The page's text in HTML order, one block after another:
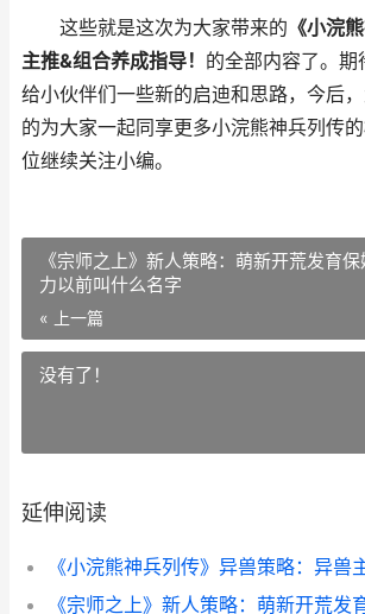
这些就是这次为大家带来的 《小浣
主推&组合养成指导！ 的全部内容了。
给小伙伴们一些新的启迪和思路，今后
的为大家一起同享更多小浣熊神兵列传
位继续关注小编。
《宗师之上》新人策略：萌新开荒发育
力以前叫什么名字
« 上一篇
没有了！
延伸阅读